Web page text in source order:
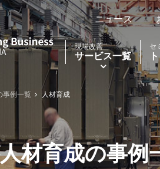
ニュース
現場改善
サービス一覧
セ
材育成の事例
事例一覧 人材育成